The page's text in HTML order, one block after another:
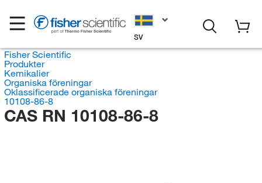
SV
Fisher Scientific
Produkter
Kemikalier
Organiska föreningar
Oklassificerade organiska föreningar
10108-86-8
CAS RN 10108-86-8